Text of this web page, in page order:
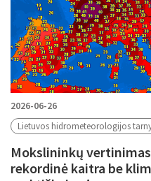
2026-06-26
Lietuvos hidrometeorologijos
Mokslininkų
rekordinė kaitra be